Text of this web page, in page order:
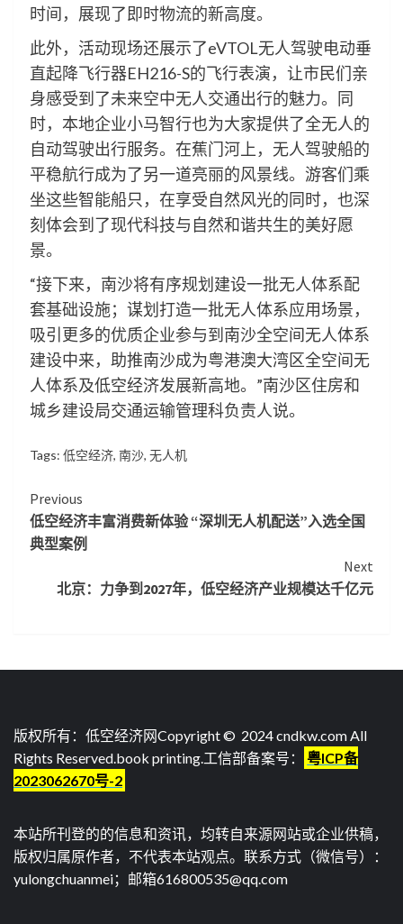
时间，展现了即时物流的新高度。
此外，活动现场还展示了eVTOL无人驾驶电动垂
直起降飞行器EH216-S的飞行表演，让市民们亲
身感受到了未来空中无人交通出行的魅力。同
时，本地企业小马智行也为大家提供了全无人的
自动驾驶出行服务。在蕉门河上，无人驾驶船的
平稳航行成为了另一道亮丽的风景线。游客们乘
坐这些智能船只，在享受自然风光的同时，也深
刻体会到了现代科技与自然和谐共生的美好愿
景。
“接下来，南沙将有序规划建设一批无人体系配
套基础设施；谋划打造一批无人体系应用场景，
吸引更多的优质企业参与到南沙全空间无人体系
建设中来，助推南沙成为粤港澳大湾区全空间无
人体系及低空经济发展新高地。”南沙区住房和
城乡建设局交通运输管理科负责人说。
Tags: 低空经济, 南沙, 无人机
Continue
Reading
Previous
低空经济丰富消费新体验 “深圳无人机配送”入选全国
典型案例
Next
北京：力争到2027年，低空经济产业规模达千亿元
版权所有：低空经济网Copyright © 2024 cndkw.com All
Rights Reserved.book printing.工信部备案号：
粤ICP备
2023062670号-2
本站所刊登的的信息和资讯，均转自来源网站或企业供稿，
版权归属原作者，不代表本站观点。联系方式（微信号）：
yulongchuanmei；邮箱616800535@qq.com